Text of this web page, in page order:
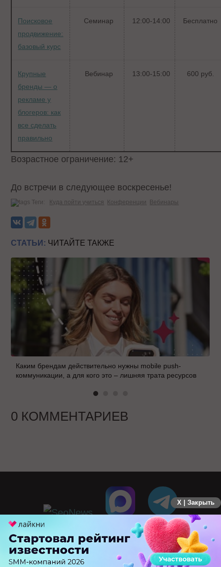
Поисковое
продвижение:
базовый курс
Семинар 12:00-14:00 Бесплатно
Крупные
бренды — о
рекламе у
блогеров: как
все сделать
правильно
Вебинар 13:00-15:00 600 руб.
Возрастное ограничение: 12+
До встречи в следующее воскресенье!
Теги: Куда пойти учиться Конференции Вебинары
СТАТЬИ: ЧИТАЙТЕ ТАКЖЕ
Каким брендам действительно нужны mobile push-
коммуникации, а для кого это – лишняя трата ресурсов
0 КОММЕНТАРИЕВ
X | Закрыть
ПЕРЕЙТИ НА ПОЛНУЮ ВЕРСИЮ
© SEOnews.ru Все права защищены. 2026